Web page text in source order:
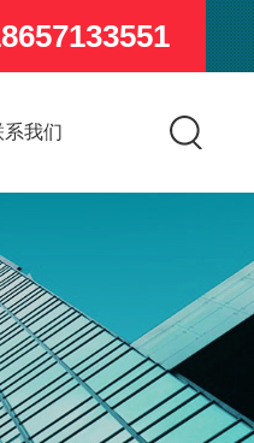
系我们